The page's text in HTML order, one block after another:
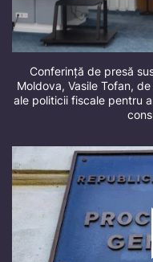
Conferință de presă
Moldova, Vasile Tofan,
ale politicii fiscale pentru